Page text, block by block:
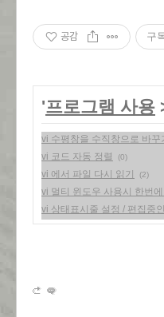
공감 구
'프로그램 사용
vi 수평창을 수직창으로 바꾸
vi 코드 자동 정렬 (0)
vi 에서 파일 다시 읽기 (2)
vi 멀티 윈도우 사용시 한번에
vi 상태표시줄 설정 / 편집중